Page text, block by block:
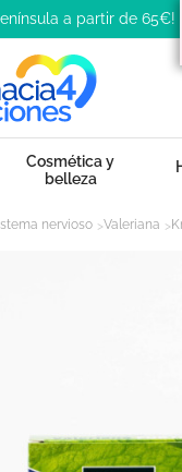
a partir de 65€!
Cosmética y
belleza
nervioso Valeriana